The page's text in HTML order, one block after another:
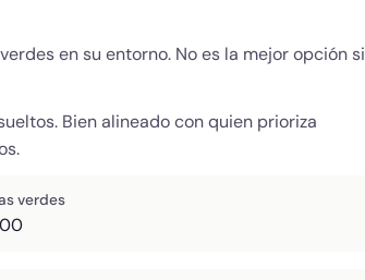
en su entorno. No es la mejor opción si
Bien alineado con quien prioriza
verdes